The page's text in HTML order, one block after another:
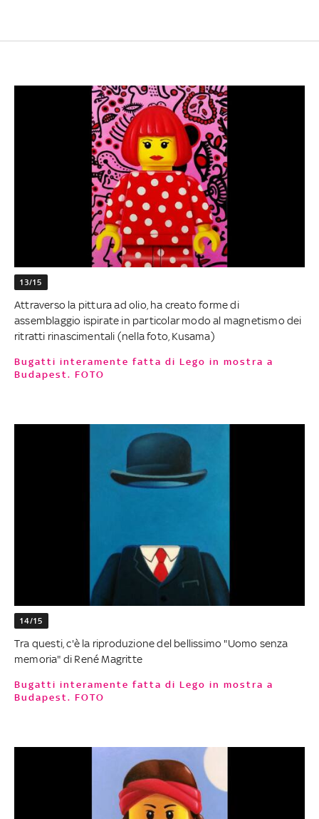
13/15
Attraverso la pittura ad olio, ha creato forme di
assemblaggio ispirate in particolar modo al magnetismo dei
ritratti rinascimentali (nella foto, Kusama)
Bugatti interamente fatta di Lego in mostra a
Budapest. FOTO
14/15
Tra questi, c'è la riproduzione del bellissimo "Uomo senza
memoria" di René Magritte
Bugatti interamente fatta di Lego in mostra a
Budapest. FOTO